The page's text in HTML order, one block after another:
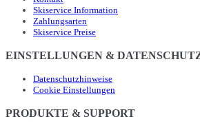
Skiservice Information
Zahlungsarten
Skiservice Preise
EINSTELLUNGEN &
Datenschutzhinweise
Cookie Einstellungen
PRODUKTE & SUPPORT